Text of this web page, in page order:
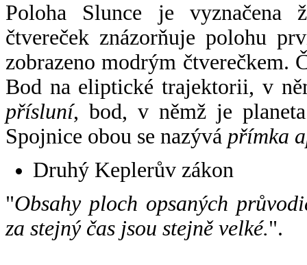
Poloha Slunce je vyznačena
čtvereček znázorňuje polohu
zobrazeno modrým čtverečkem.
Bod na eliptické trajektorii, v
přísluní, bod, v němž je
Spojnice obou se nazývá přímka
Druhý Keplerův zákon
"Obsahy ploch opsaných
za stejný čas jsou stejně velké.".